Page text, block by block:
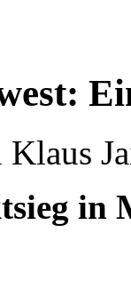
in